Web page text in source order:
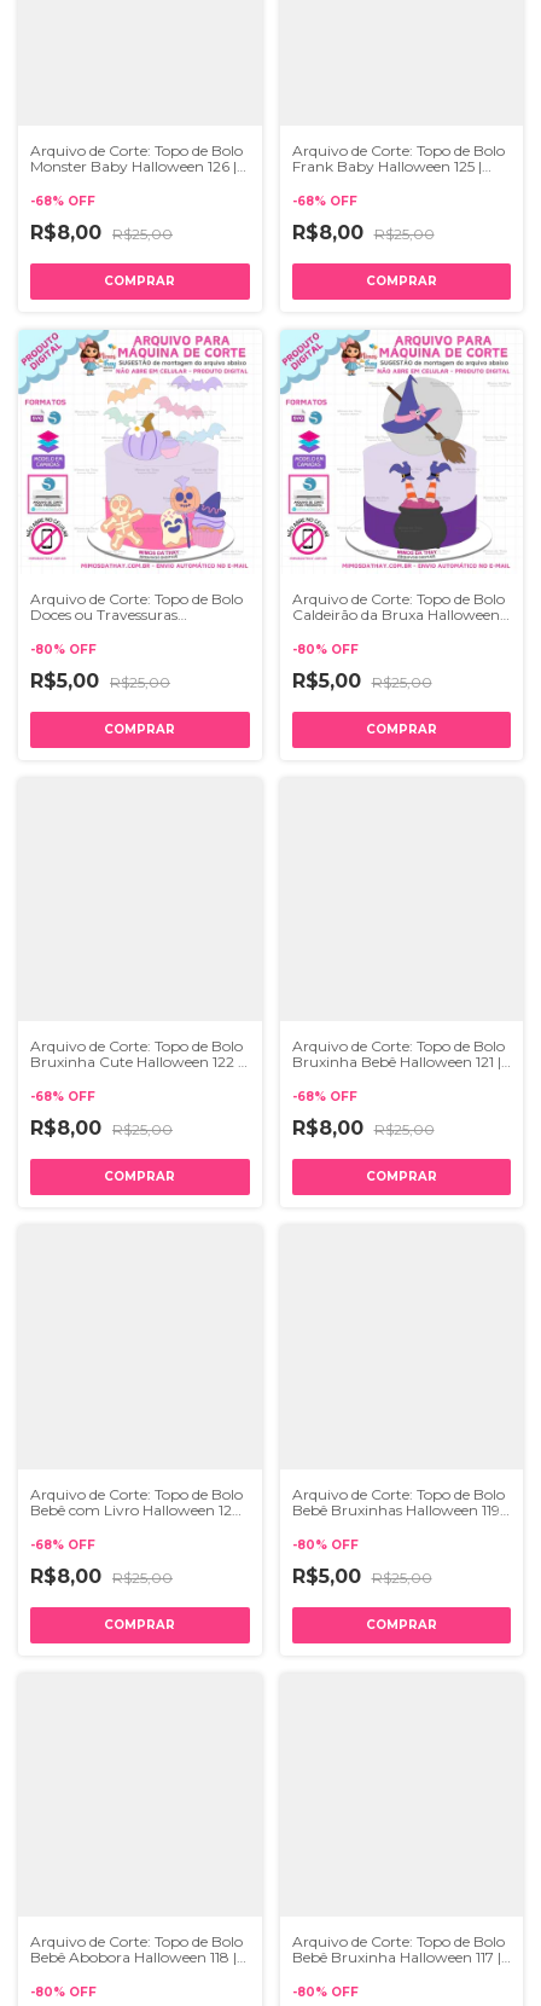
Arquivo de Corte: Topo de Bolo
Monster Baby Halloween 126 |
-68% OFF
R$8,00 R$25,00
Arquivo de Corte: Topo de Bolo
Frank Baby Halloween 125 |
-68% OFF
R$8,00 R$25,00
Arquivo de Corte: Topo de Bolo
Doces ou Travessuras
-80% OFF
R$5,00 R$25,00
Arquivo de Corte: Topo de Bolo
Caldeirão da Bruxa Halloween
-80% OFF
R$5,00 R$25,00
Arquivo de Corte: Topo de Bolo
Bruxinha Cute Halloween 122 |
-68% OFF
R$8,00 R$25,00
Arquivo de Corte: Topo de Bolo
Bruxinha Bebê Halloween 121 |
-68% OFF
R$8,00 R$25,00
Arquivo de Corte: Topo de Bolo
Bebê com Livro Halloween 120
-68% OFF
R$8,00 R$25,00
Arquivo de Corte: Topo de Bolo
Bebê Bruxinhas Halloween 119 |
-80% OFF
R$5,00 R$25,00
Arquivo de Corte: Topo de Bolo
Bebê Abobora Halloween 118 |
-80% OFF
Arquivo de Corte: Topo de Bolo
Bebê Bruxinha Halloween 117 |
-80% OFF